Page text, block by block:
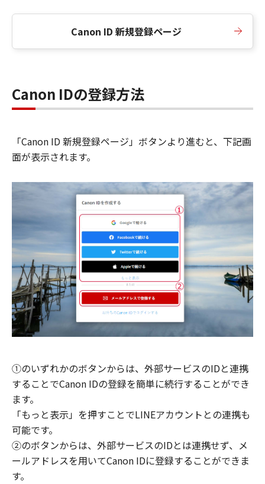
Canon ID 新規登録ページ
Canon IDの登録方法
「Canon ID 新規登録ページ」ボタンより進むと、下記画
面が表示されます。
①のいずれかのボタンからは、外部サービスのIDと連携
することでCanon IDの登録を簡単に続行することができ
ます。
「もっと表示」を押すことでLINEアカウントとの連携も
可能です。
②のボタンからは、外部サービスのIDとは連携せず、メ
ールアドレスを用いてCanon IDに登録することができま
す。